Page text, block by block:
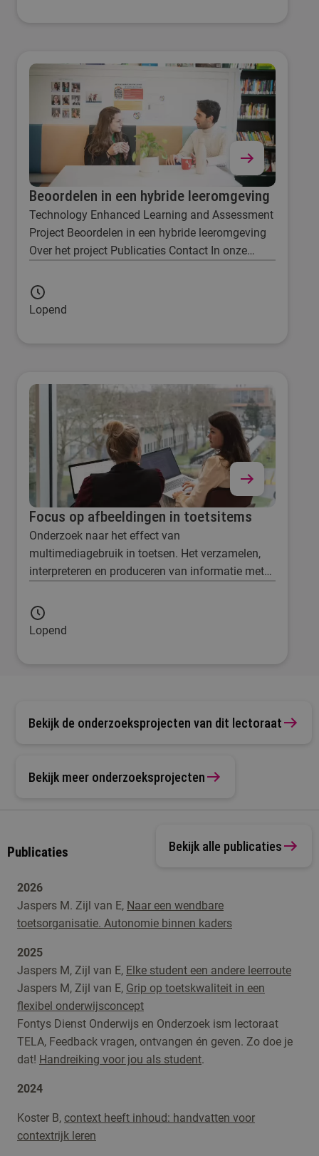
Beoordelen in een hybride leeromgeving
Technology Enhanced Learning and Assessment
Project Beoordelen in een hybride leeromgeving
Over het project Publicaties Contact In onze
een steeds groter beroep gedaan op
professionals, die in complexe en dynamische
Lopend
Focus op afbeeldingen in toetsitems
Onderzoek naar het effect van
multimediagebruik in toetsen. Het verzamelen,
interpreteren en produceren van informatie met
afbeeldingen) is een belangrijke vaardigheid die
studenten zich eigen moeten maken.
Lopend
Bekijk de onderzoeksprojecten van dit lectoraat
Bekijk meer onderzoeksprojecten
Publicaties Bekijk alle publicaties
2026
Jaspers M. Zijl van E, Naar een wendbare
toetsorganisatie. Autonomie binnen kaders
2025
Jaspers M, Zijl van E, Elke student een andere leerroute
Jaspers M, Zijl van E, Grip op toetskwaliteit in een
flexibel onderwijsconcept
Fontys Dienst Onderwijs en Onderzoek ism lectoraat
TELA, Feedback vragen, ontvangen én geven. Zo doe je
dat! Handreiking voor jou als student.
2024
Koster B, context heeft inhoud: handvatten voor
contextrijk leren